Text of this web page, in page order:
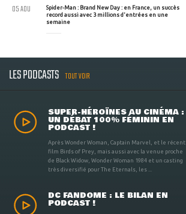
Spider-Man : Brand New Day : en France, un succès
record aussi avec 3 millions d'entrées en une
semaine
05 AOU
LES PODCASTS TOUT VOIR
SUPER-HÉROÏNES AU CINÉMA :
UN DÉBAT 100% FÉMININ EN
PODCAST !
Après Wonder Woman, Captain Marvel, et le récent
film Birds of Prey, mais aussi avec la venue proche
de Black Widow, Wonder Woman 1984 et un casting
très diversifié pour The Eternals, les ...
DC FANDOME : LE BILAN EN
PODCAST !